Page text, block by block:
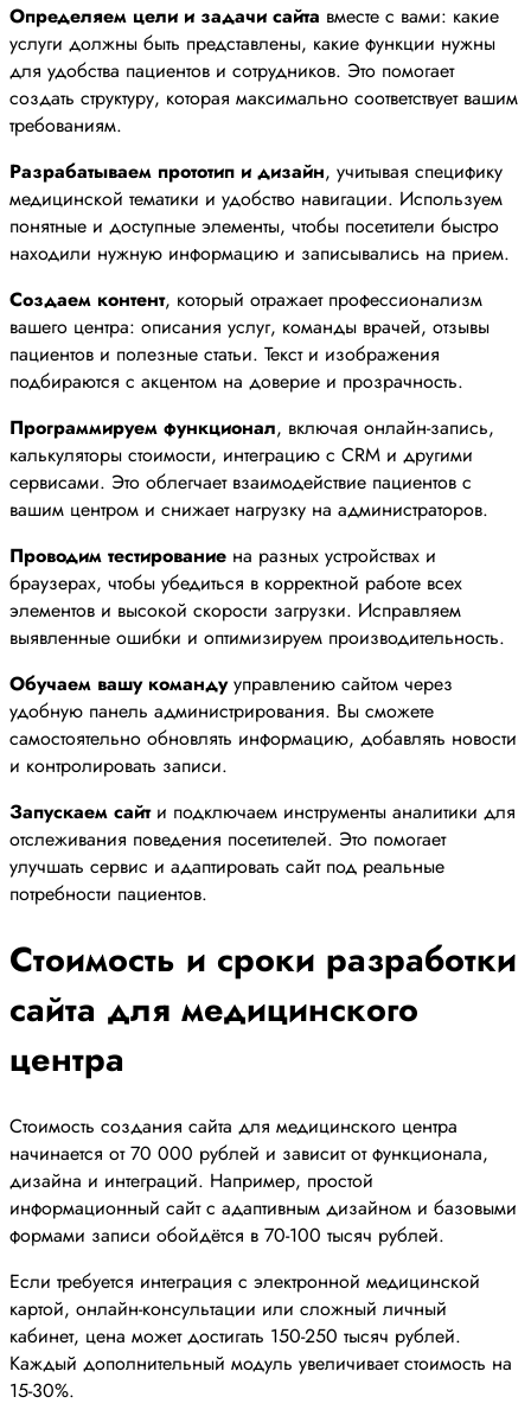
Определяем цели и задачи сайта вместе с вами: какие
услуги должны быть представлены, какие функции нужны
для удобства пациентов и сотрудников. Это помогает
создать структуру, которая максимально соответствует вашим
требованиям.
Разрабатываем прототип и дизайн, учитывая специфику
медицинской тематики и удобство навигации. Используем
понятные и доступные элементы, чтобы посетители быстро
находили нужную информацию и записывались на прием.
Создаем контент, который отражает профессионализм
вашего центра: описания услуг, команды врачей, отзывы
пациентов и полезные статьи. Текст и изображения
подбираются с акцентом на доверие и прозрачность.
Программируем функционал, включая онлайн-запись,
калькуляторы стоимости, интеграцию с CRM и другими
сервисами. Это облегчает взаимодействие пациентов с
вашим центром и снижает нагрузку на администраторов.
Проводим тестирование на разных устройствах и
браузерах, чтобы убедиться в корректной работе всех
элементов и высокой скорости загрузки. Исправляем
выявленные ошибки и оптимизируем производительность.
Обучаем вашу командууправлению сайтом через
удобную панель администрирования. Вы сможете
самостоятельно обновлять информацию, добавлять новости
и контролировать записи.
Запускаем сайти подключаем инструменты аналитики для
отслеживания поведения посетителей. Это помогает
улучшать сервис и адаптировать сайт под реальные
потребности пациентов.
Стоимость и сроки разработки
сайта для медицинского
центра
Стоимость создания сайта для медицинского центра
начинается от 70 000 рублей и зависит от функционала,
дизайна и интеграций. Например, простой
информационный сайт с адаптивным дизайном и базовыми
формами записи обойдётся в 70-100 тысяч рублей.
Если требуется интеграция с электронной медицинской
картой, онлайн-консультации или сложный личный
кабинет, цена может достигать 150-250 тысяч рублей.
Каждый дополнительный модуль увеличивает стоимость на
15-30%.